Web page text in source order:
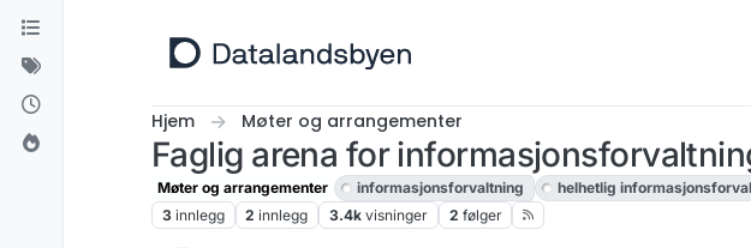
Hopp til innhold
Hjem Møter og arrangementer
Faglig arena for
Møter og arrangementer informasjonsforvaltning helhetlig
3 innlegg 2 innlegg 3.4k visninger 2 følger